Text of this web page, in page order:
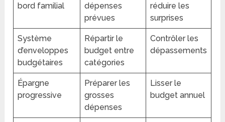
bord familial
dépenses
prévues
réduire les
surprises
Système
d’enveloppes
budgétaires
Répartir le
budget entre
catégories
Contrôler les
dépassements
Épargne
progressive
Préparer les
grosses
dépenses
Lisser le
budget annuel